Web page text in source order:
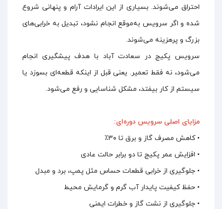
احتراق می‌شوند. بسیاری از این ایرادات آرام و پنهانی شروع
شده و اگر سرویس به‌موقع انجام نشود، تبدیل به خرابی‌های
بزرگ و پرهزینه می‌شوند.
سرویس پکیج در سعادت آباد با هدف پیشگیری انجام
می‌شود، نه فقط تعمیر. یعنی قبل از اینکه قطعه‌ای بسوزد یا
سیستم از کار بیفتد، مشکل شناسایی و رفع می‌شود.
مزایای اصلی سرویس دوره‌ای:
• کاهش مصرف گاز و برق تا ۳۰٪
• افزایش عمر پکیج تا دو برابر حالت عادی
• جلوگیری از خرابی قطعات حساس مثل پمپ، برد و مبدل
• حفظ کیفیت پایدار آب گرم و گرمایش محیط
• جلوگیری از نشت گاز و خطرات ایمنی